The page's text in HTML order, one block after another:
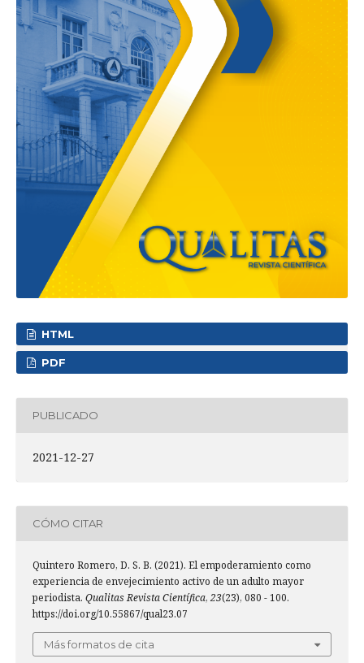
HTML
PDF
PUBLICADO
2021-12-27
CÓMO CITAR
Quintero Romero, D. S. B. (2021). El empoderamiento como
experiencia de envejecimiento activo de un adulto mayor
periodista. Qualitas Revista Científica, 23(23), 080 - 100.
https://doi.org/10.55867/qual23.07
Más formatos de cita